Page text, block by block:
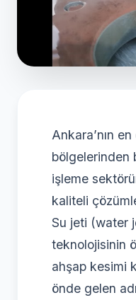
Ankara’nın
bölgelerinden
işleme
kaliteli
Su jeti (water
teknolojisinin
ahşap kesimi
önde gelen